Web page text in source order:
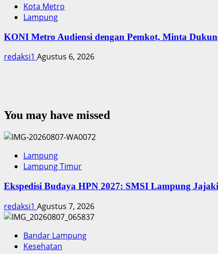
Kota Metro
Lampung
KONI Metro Audiensi dengan Pemkot, Minta
redaksi1 Agustus 6, 2026
You may have missed
Lampung
Lampung Timur
Ekspedisi Budaya HPN 2027: SMSI Lampung
redaksi1 Agustus 7, 2026
Bandar Lampung
Kesehatan